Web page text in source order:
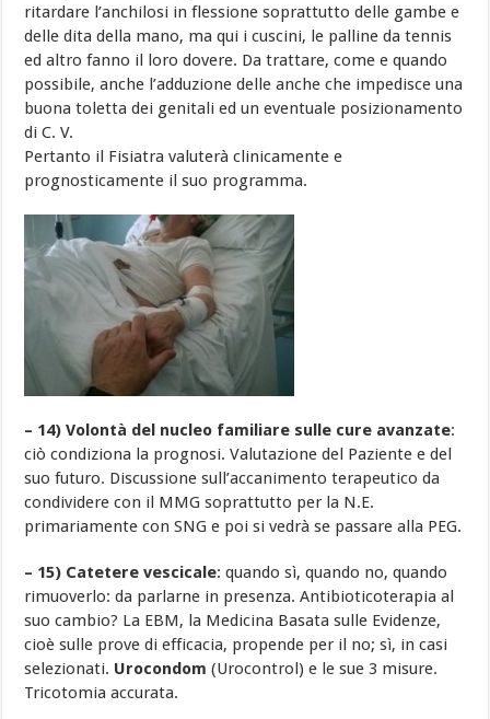
ritardare l’anchilosi in flessione soprattutto delle gambe e
delle dita della mano, ma qui i cuscini, le palline da tennis
ed altro fanno il loro dovere. Da trattare, come e quando
possibile, anche l’adduzione delle anche che impedisce una
buona toletta dei genitali ed un eventuale posizionamento
di C. V.
Pertanto il Fisiatra valuterà clinicamente e
prognosticamente il suo programma.
– 14) Volontà del nucleo familiare sulle cure avanzate:
ciò condiziona la prognosi. Valutazione del Paziente e del
suo futuro. Discussione sull’accanimento terapeutico da
condividere con il MMG soprattutto per la N.E.
primariamente con SNG e poi si vedrà se passare alla PEG.
– 15) Catetere vescicale: quando sì, quando no, quando
rimuoverlo: da parlarne in presenza. Antibioticoterapia al
suo cambio? La EBM, la Medicina Basata sulle Evidenze,
cioè sulle prove di efficacia, propende per il no; sì, in casi
selezionati. Urocondom (Urocontrol) e le sue 3 misure.
Tricotomia accurata.